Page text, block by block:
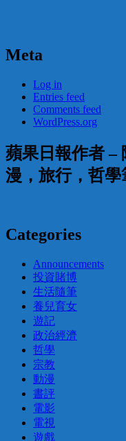
Meta
Log in
Entries feed
Comments feed
WordPress.org
蘋果日報作者 –
漫，旅行，哲學
Categories
Announcements
投資賭博
生活隨筆
養兒育女
遊記
政治經濟
哲學
宗教
動漫
書評
電影
電視
遊戲